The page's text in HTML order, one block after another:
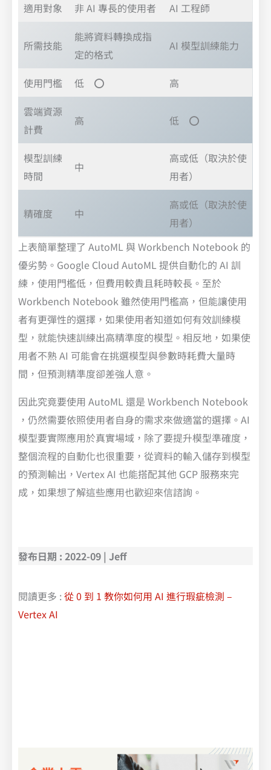
適用對象 非 AI 專長的使用者 AI 工程師
所需技能
能將資料轉換成指
定的格式
AI 模型訓練能力
使用門檻 低 ⭕
高
雲端資源
計費
高 低 ⭕
模型訓練
時間
中
高或低（取決於使
用者）
精確度 中
高或低（取決於使
用者）
上表簡單整理了 AutoML 與 Workbench Notebook 的
優劣勢。Google Cloud AutoML 提供自動化的 AI 訓
練，使用門檻低，但費用較貴且耗時較長。至於
Workbench Notebook 雖然使用門檻高，但能讓使用
者有更彈性的選擇，如果使用者知道如何有效訓練模
型，就能快速訓練出高精準度的模型。相反地，如果使
用者不熟 AI 可能會在挑選模型與參數時耗費大量時
間，但預測精準度卻差強人意。
因此究竟要使用 AutoML 還是 Workbench Notebook
，仍然需要依照使用者自身的需求來做適當的選擇。AI
模型要實際應用於真實場域，除了要提升模型準確度，
整個流程的自動化也很重要，從資料的輸入儲存到模型
的預測輸出，Vertex AI 也能搭配其他 GCP 服務來完
成，如果想了解這些應用也歡迎來信諮詢。
發布日期 : 2022-09 | Jeff
閱讀更多 :從 0 到 1 教你如何用 AI 進行瑕疵檢測 –
Vertex AI